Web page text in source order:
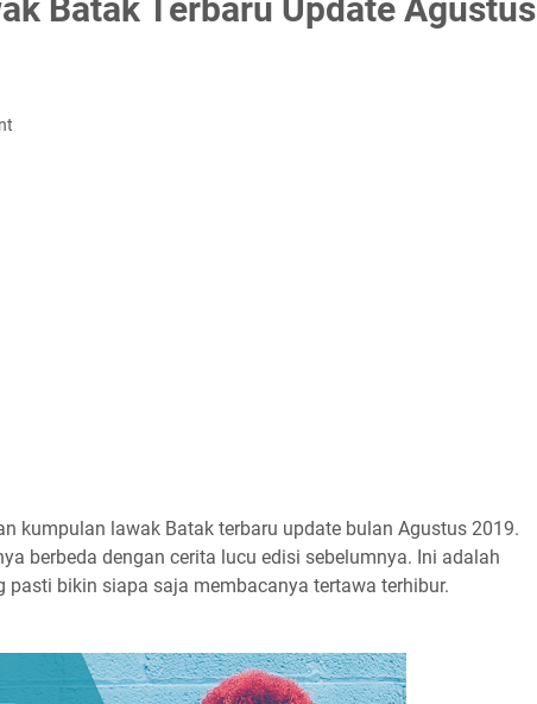
Batak Terbaru Update Agustus
kumpulan lawak Batak terbaru update bulan Agustus 2019.
berbeda dengan cerita lucu edisi sebelumnya. Ini adalah
pasti bikin siapa saja membacanya tertawa terhibur.